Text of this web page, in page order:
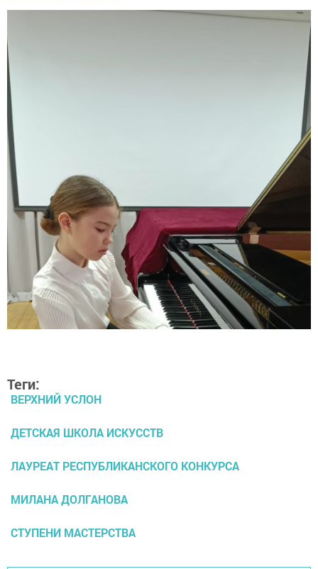
Теги:
ВЕРХНИЙ УСЛОН
ДЕТСКАЯ ШКОЛА ИСКУССТВ
ЛАУРЕАТ РЕСПУБЛИКАНСКОГО КОНКУРСА
МИЛАНА ДОЛГАНОВА
СТУПЕНИ МАСТЕРСТВА